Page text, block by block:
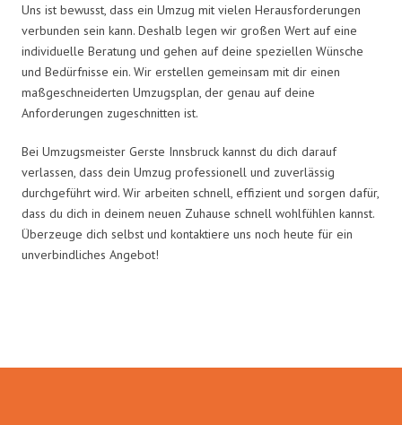
Uns ist bewusst, dass ein Umzug mit vielen Herausforderungen
verbunden sein kann. Deshalb legen wir großen Wert auf eine
individuelle Beratung und gehen auf deine speziellen Wünsche
und Bedürfnisse ein. Wir erstellen gemeinsam mit dir einen
maßgeschneiderten Umzugsplan, der genau auf deine
Anforderungen zugeschnitten ist.
Bei Umzugsmeister Gerste Innsbruck kannst du dich darauf
verlassen, dass dein Umzug professionell und zuverlässig
durchgeführt wird. Wir arbeiten schnell, effizient und sorgen dafür,
dass du dich in deinem neuen Zuhause schnell wohlfühlen kannst.
Überzeuge dich selbst und kontaktiere uns noch heute für ein
unverbindliches Angebot!